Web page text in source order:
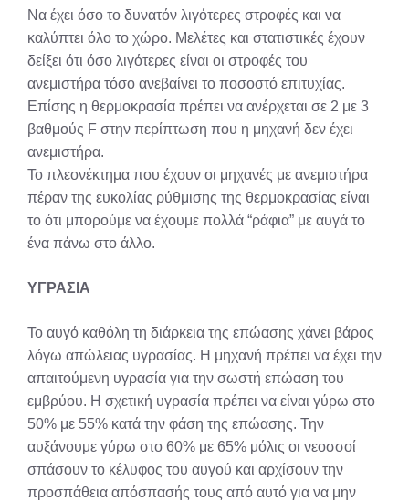
Να έχει όσο το δυνατόν λιγότερες στροφές και να
καλύπτει όλο το χώρο. Μελέτες και στατιστικές έχουν
δείξει ότι όσο λιγότερες είναι οι στροφές του
ανεμιστήρα τόσο ανεβαίνει το ποσοστό επιτυχίας.
Επίσης η θερμοκρασία πρέπει να ανέρχεται σε 2 με 3
βαθμούς F στην περίπτωση που η μηχανή δεν έχει
ανεμιστήρα.
Το πλεονέκτημα που έχουν οι μηχανές με ανεμιστήρα
πέραν της ευκολίας ρύθμισης της θερμοκρασίας είναι
το ότι μπορούμε να έχουμε πολλά “ράφια” με αυγά το
ένα πάνω στο άλλο.
ΥΓΡΑΣΙΑ
Το αυγό καθόλη τη διάρκεια της επώασης χάνει βάρος
λόγω απώλειας υγρασίας. Η μηχανή πρέπει να έχει την
απαιτούμενη υγρασία για την σωστή επώαση του
εμβρύου. Η σχετική υγρασία πρέπει να είναι γύρω στο
50% με 55% κατά την φάση της επώασης. Την
αυξάνουμε γύρω στο 60% με 65% μόλις οι νεοσσοί
σπάσουν το κέλυφος του αυγού και αρχίσουν την
προσπάθεια απόσπασής τους από αυτό για να μην